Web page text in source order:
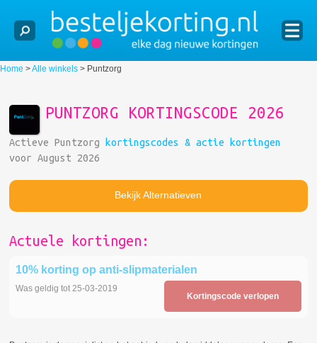
Home >Alle winkels > Puntzorg
PUNTZORG KORTINGSCODE 2026
Actieve Puntzorg kortingscodes & actie kortingen
voor August 2026
Bekijk Alternatieven
Actuele kortingen:
10% korting op anti-slipmaterialen
Kortingscode verlopen
Was geldig tot 25-03-2019